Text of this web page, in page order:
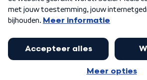
Algemene voorwaarden